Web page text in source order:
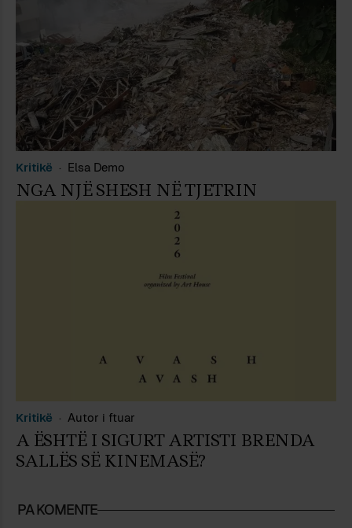
Kritikë Elsa Demo
NGA NJË SHESH NË TJETRIN
Kritikë Autor i ftuar
A ËSHTË I SIGURT ARTISTI BRENDA
SALLËS SË KINEMASË?
PA KOMENTE